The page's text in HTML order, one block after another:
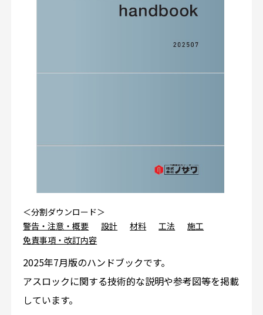
＜分割ダウンロード＞
警告・注意・概要
設計 材料 工法
施工
免責事項・改訂内容
2025年7月版のハンドブックです。
アスロックに関する技術的な説明や参考図等を掲載
しています。